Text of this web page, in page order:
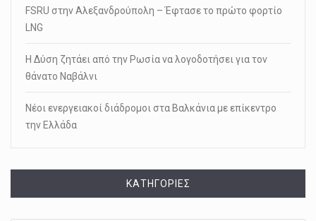
FSRU στην Αλεξανδρούπολη – Έφτασε το πρώτο φορτίο
LNG
Η Δύση ζητάει από την Ρωσία να λογοδοτήσει για τον
θάνατο Ναβάλνι
Νέοι ενεργειακοί διάδρομοι στα Βαλκάνια με επίκεντρο
την Ελλάδα
KΑΤΗΓΟΡΊΕΣ